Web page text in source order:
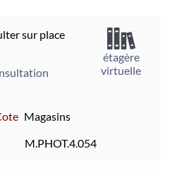
sur place
Magasins
M.PHOT.4.054
étagère
virtuelle